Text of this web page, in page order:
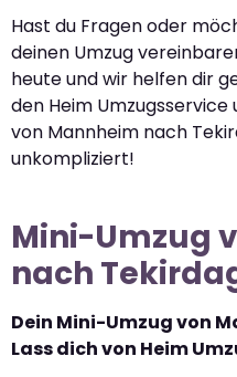
Hast du Fragen oder
deinen Umzug
heute und wir helfen dir
den Heim
von Mannheim nach
unkompliziert!
Mini-Umzug
nach
Dein Mini-Umzug von
Lass dich von Heim